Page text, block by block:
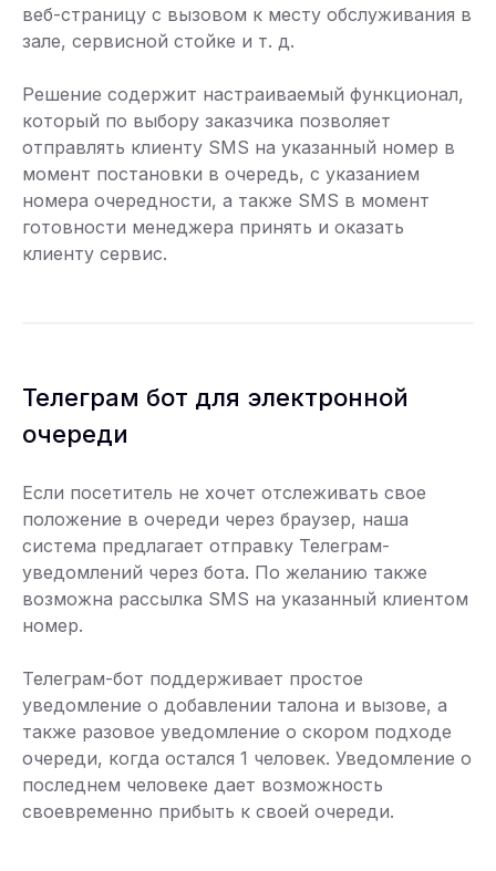
веб-страницу с вызовом к месту обслуживания в
зале, сервисной стойке и т. д.
Решение содержит настраиваемый функционал,
который по выбору заказчика позволяет
отправлять клиенту SMS на указанный номер в
момент постановки в очередь, с указанием
номера очередности, а также SMS в момент
готовности менеджера принять и оказать
клиенту сервис.
Телеграм бот для электронной
очереди
Если посетитель не хочет отслеживать свое
положение в очереди через браузер, наша
система предлагает отправку Телеграм-
уведомлений через бота. По желанию также
возможна рассылка SMS на указанный клиентом
номер.
Телеграм-бот поддерживает простое
уведомление о добавлении талона и вызове, а
также разовое уведомление о скором подходе
очереди, когда остался 1 человек. Уведомление о
последнем человеке дает возможность
своевременно прибыть к своей очереди.